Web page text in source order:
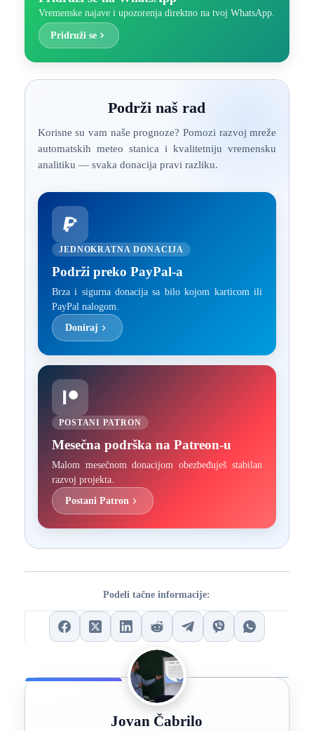
Vremenske najave i upozorenja direktno na tvoj WhatsApp.
Pridruži se
Podrži naš rad
Korisne su vam naše prognoze? Pomozi razvoj mreže
automatskih meteo stanica i kvalitetniju vremensku
analitiku — svaka donacija pravi razliku.
JEDNOKRATNA DONACIJA
Podrži preko PayPal-a
Brza i sigurna donacija sa bilo kojom karticom ili
PayPal nalogom.
Doniraj
POSTANI PATRON
Mesečna podrška na Patreon-u
Malom mesečnom donacijom obezbeđuješ stabilan
razvoj projekta.
Postani Patron
Podeli tačne informacije:
Jovan Čabrilo